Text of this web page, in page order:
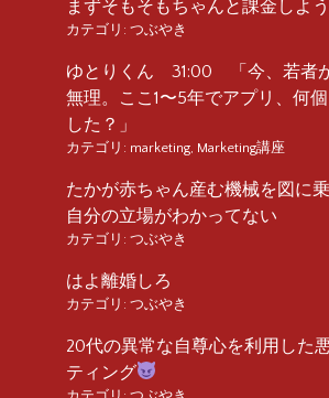
まずそもそもちゃんと課金しよ
カテゴリ: つぶやき
ゆとりくん 31:00 「今、若者
無理。ここ1〜5年でアプリ、何
した？」
カテゴリ: marketing Marketing講座
たかが赤ちゃん産む機械を図に乗
自分の立場がわかってない
カテゴリ: つぶやき
はよ離婚しろ
カテゴリ: つぶやき
20代の異常な自尊心を利用した
ティング